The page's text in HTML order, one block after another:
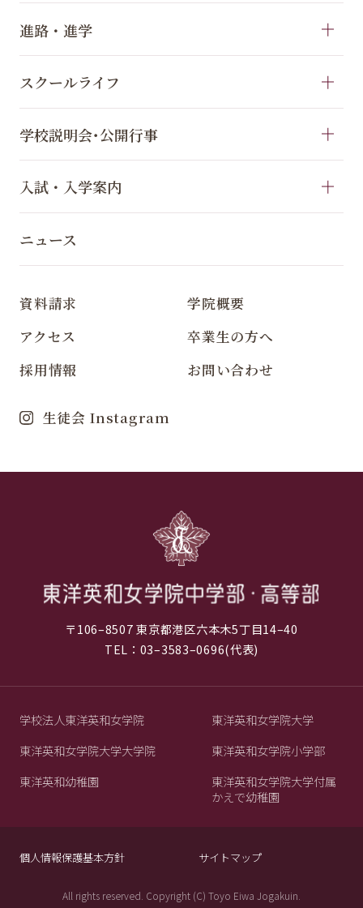
進路・進学
スクールライフ
学校説明会･公開行事
入試・入学案内
ニュース
資料請求
学院概要
アクセス
卒業生の方へ
採用情報
お問い合わせ
生徒会 Instagram
〒106–8507 東京都港区六本木5丁目14–40
TEL：03–3583–0696(代表)
学校法人東洋英和女学院
東洋英和女学院大学
東洋英和女学院大学大学院
東洋英和女学院小学部
東洋英和幼稚園
東洋英和女学院大学付属
かえで幼稚園
個人情報保護基本方針 サイトマップ
All rights reserved. Copyright (C) Toyo Eiwa Jogakuin.